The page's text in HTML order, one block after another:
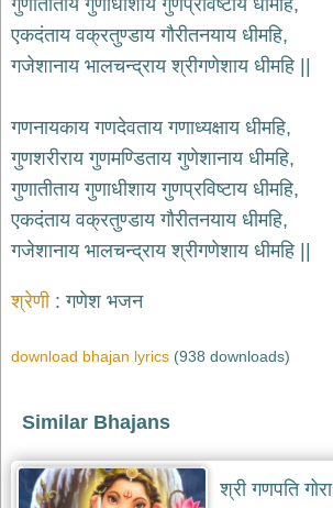
raam
gurudev
bhajans
विविध
भजन
miscellaneous
bhajans
भजन
नाथ
baba
balak
nath
गुणातीताय गुणाधीशाय गुणप्रविष्टाय धीमहि,
एकदंताय वक्रतुण्डाय गौरीतनयाय धीमहि,
गजेशानाय भालचन्द्राय श्रीगणेशाय धीमहि ||
गणनायकाय गणदेवताय गणाध्यक्षाय धीमहि,
गुणशरीराय गुणमण्डिताय गुणेशानाय धीमहि,
गुणातीताय गुणाधीशाय गुणप्रविष्टाय धीमहि,
एकदंताय वक्रतुण्डाय गौरीतनयाय धीमहि,
गजेशानाय भालचन्द्राय श्रीगणेशाय धीमहि ||
श्रेणी गणेश भजन
download bhajan lyrics (938 downloads)
Similar Bhajans
श्री गणपति